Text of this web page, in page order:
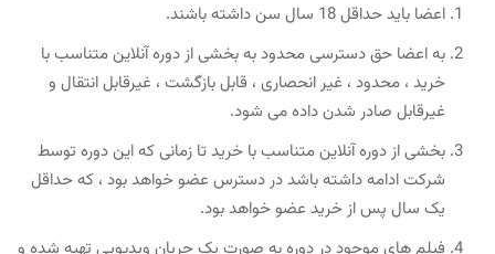
اعضا باید حداقل 18 سال سن داشته باشند.
به اعضا حق دسترسی محدود به بخشی از دوره آنلاین متناسب با
خرید ، محدود ، غیر انحصاری ، قابل بازگشت ، غیرقابل انتقال و
غیرقابل صادر شدن داده می شود.
بخشی از دوره آنلاین متناسب با خرید تا زمانی که این دوره توسط
شرکت ادامه داشته باشد در دسترس عضو خواهد بود ، که حداقل
یک سال پس از خرید عضو خواهد بود.
فیلم های موجود در دوره به صورت یک جریان ویدیویی تهیه شده و